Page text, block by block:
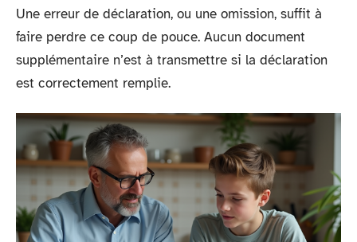
Une erreur de déclaration, ou une omission, suffit à
faire perdre ce coup de pouce. Aucun document
supplémentaire n’est à transmettre si la déclaration
est correctement remplie.